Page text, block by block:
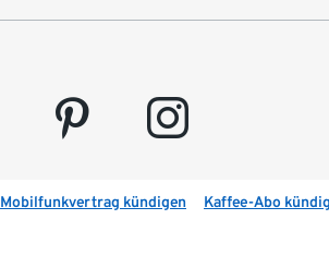
pinterest instagram
Mobilfunkvertrag kündigen Kaffee-Abo